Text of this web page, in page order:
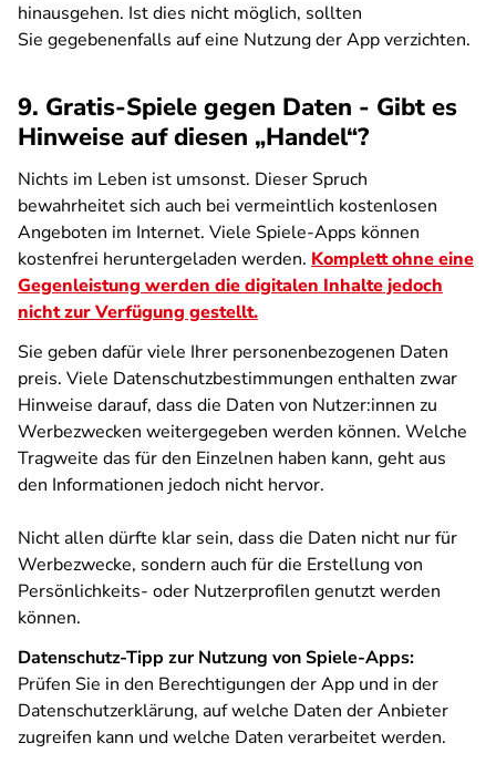
hinausgehen. Ist dies nicht möglich, sollten
Sie gegebenenfalls auf eine Nutzung der App verzichten.
9. Gratis-Spiele gegen Daten - Gibt es
Hinweise auf diesen „Handel“?
Nichts im Leben ist umsonst. Dieser Spruch
bewahrheitet sich auch bei vermeintlich kostenlosen
Angeboten im Internet. Viele Spiele-Apps können
kostenfrei heruntergeladen werden. Komplett ohne eine
Gegenleistung werden die digitalen Inhalte jedoch
nicht zur Verfügung gestellt.
Sie geben dafür viele Ihrer personenbezogenen Daten
preis. Viele Datenschutzbestimmungen enthalten zwar
Hinweise darauf, dass die Daten von Nutzer:innen zu
Werbezwecken weitergegeben werden können. Welche
Tragweite das für den Einzelnen haben kann, geht aus
den Informationen jedoch nicht hervor.
Nicht allen dürfte klar sein, dass die Daten nicht nur für
Werbezwecke, sondern auch für die Erstellung von
Persönlichkeits- oder Nutzerprofilen genutzt werden
können.
Datenschutz-Tipp zur Nutzung von Spiele-Apps:
Prüfen Sie in den Berechtigungen der App und in der
Datenschutzerklärung, auf welche Daten der Anbieter
zugreifen kann und welche Daten verarbeitet werden.